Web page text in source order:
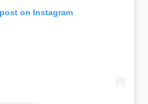
on Instagram